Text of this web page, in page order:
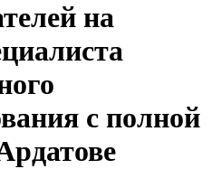
на
с полной